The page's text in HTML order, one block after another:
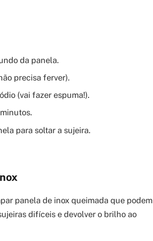
da panela.
precisa ferver).
(vai fazer espuma!).
para soltar a sujeira.
panela de inox queimada que podem
difíceis e devolver o brilho ao